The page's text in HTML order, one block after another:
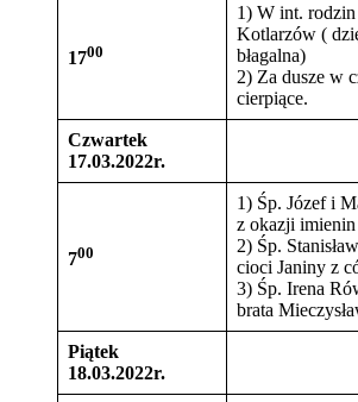
1700
1) W int.
Kotlarzów (
błagalna)
2) Za dusze w
cierpiące.
Czwartek
17.03.2022r.
700
1) Śp. Józef i
z okazji imienin
2) Śp.
cioci Janiny z
3) Śp. Irena
brata
Piątek
18.03.2022r.